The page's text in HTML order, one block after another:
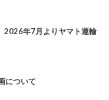
2026年7月よりヤマト運輸
について